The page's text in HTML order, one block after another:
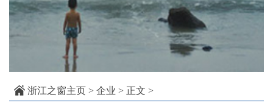
浙江之窗主页 > 企业 > 正文 >